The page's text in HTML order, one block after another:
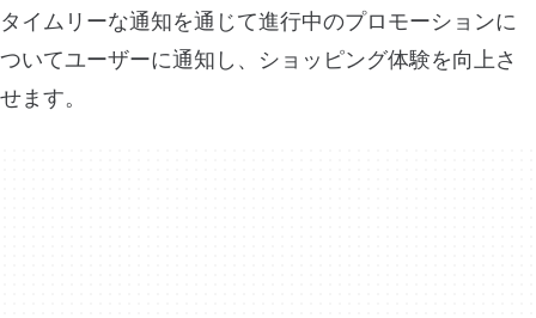
タイムリーな通知を通じて進行中のプロモーションに
ついてユーザーに通知し、ショッピング体験を向上さ
せます。